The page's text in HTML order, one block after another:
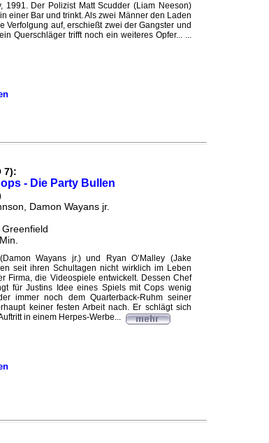
1991. Der Polizist Matt Scudder (Liam Neeson)
einer Bar und trinkt. Als zwei Männer den Laden
Verfolgung auf, erschießt zwei der Gangster und
Querschläger trifft noch ein weiteres Opfer... ...
7):
- Die Party Bullen
Damon Wayans jr.
Wayans jr.) und Ryan O’Malley (Jake
seit ihren Schultagen nicht wirklich im Leben
Firma, die Videospiele entwickelt. Dessen Chef
für Justins Idee eines Spiels mit Cops wenig
immer noch dem Quarterback-Ruhm seiner
keiner festen Arbeit nach. Er schlägt sich
in einem Herpes-Werbe...